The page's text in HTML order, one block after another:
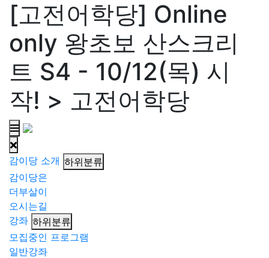
[고전어학당] Online
only 왕초보 산스크리
트 S4 - 10/12(목) 시
작! > 고전어학당
감이당 소개 하위분류
감이당은
더부살이
오시는길
강좌 하위분류
모집중인 프로그램
일반강좌